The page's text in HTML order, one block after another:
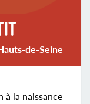
de-Seine
à la naissance